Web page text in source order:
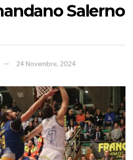
Salerno
24 Novembre, 2024